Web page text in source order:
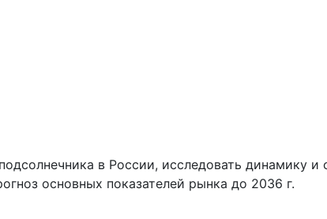
в России, исследовать динамику и
основных показателей рынка до 2036 г.